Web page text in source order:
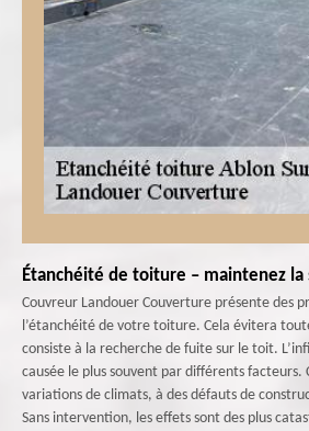
Étanchéité de toiture – maintenez
Couvreur Landouer Couverture présente des
l’étanchéité de votre toiture. Cela évitera
consiste à la recherche de fuite sur le toit.
causée le plus souvent par différents facteurs.
variations de climats, à des défauts de
Sans intervention, les effets sont des plus